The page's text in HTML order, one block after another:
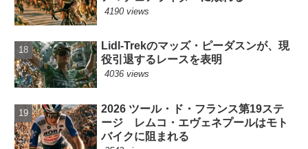
4190 views
Lidl-Trekのマッズ・ピーダスンが、現
役引退するレースを表明
4036 views
2026 ツール・ド・フランス第19ステ
ージ レムコ・エヴェネプールはモト
バイクに阻まれる